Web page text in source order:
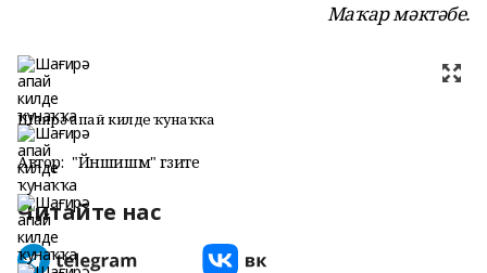
Маҡар мәктәбе.
Шағирә апай килде ҡунаҡҡа
Автор: "Йәншишмә" гәзите
Читайте нас